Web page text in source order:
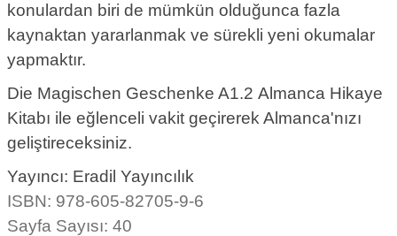
konulardan biri de mümkün olduğunca fazla
kaynaktan yararlanmak ve sürekli yeni okumalar
yapmaktır.
Die Magischen Geschenke A1.2 Almanca Hikaye
Kitabı ile eğlenceli vakit geçirerek Almanca'nızı
geliştireceksiniz.
Yayıncı: Eradil Yayıncılık
ISBN: 978-605-82705-9-6
Sayfa Sayısı: 40